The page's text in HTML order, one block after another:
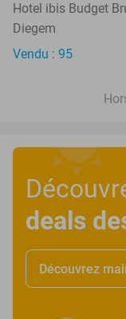
Hotel ibis Budget
Diegem
Vendu : 95
deals
Découvrez